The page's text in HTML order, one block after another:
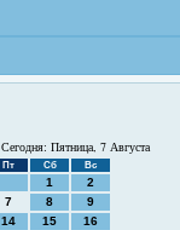
Сегодня: Пятница, 7 Августа
Пт Сб Вс
1
2
7 8
9
14 15
16